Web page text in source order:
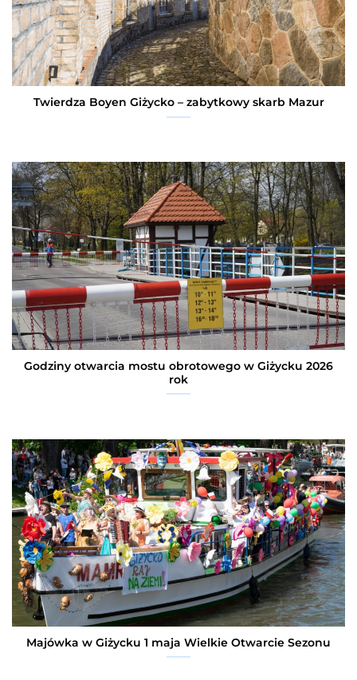
Twierdza Boyen Giżycko – zabytkowy skarb Mazur
Godziny otwarcia mostu obrotowego w Giżycku 2026
rok
Majówka w Giżycku 1 maja Wielkie Otwarcie Sezonu